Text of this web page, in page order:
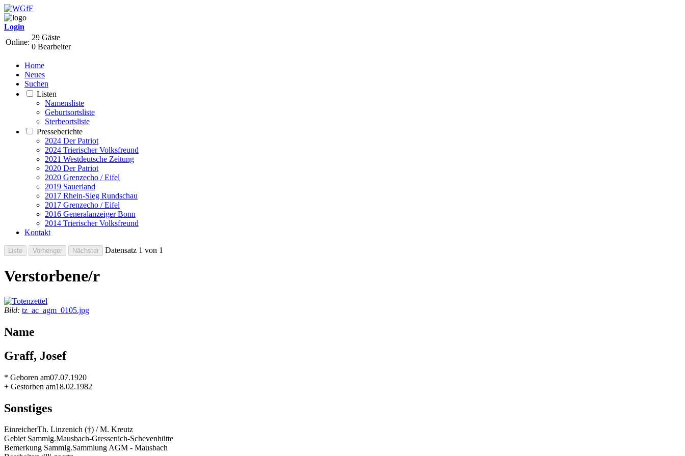
Login
Online:
29 Gäste
0 Bearbeiter
Home
Neues
Suchen
Listen
Namensliste
Geburtsortsliste
Sterbeortsliste
Presseberichte
2024 Der Patriot
2024 Trierischer Volksfreund
2021 Westdeutsche Zeitung
2020 Der Patriot
2020 Grenzecho / Eifel
2019 Sauerland
2017 Rhein-Sieg Rundschau
2017 Grenzecho / Eifel
2016 Generalanzeiger Bonn
2014 Trierischer Volksfreund
Kontakt
Datensatz 1 von 1
Verstorbene/r
Bild: tz_ac_agm_0105.jpg
Name
Graff, Josef
* Geboren am07.07.1920
+ Gestorben am18.02.1982
Sonstiges
EinreicherTh. Linzenich (†) / M. Kreutz
Gebiet Sammlg.Mausbach-Gressenich-Schevenhütte
Bemerkung Sammlg.Sammlung AGM - Mausbach